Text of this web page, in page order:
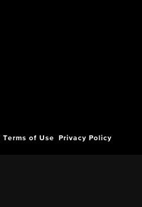
Terms of Use Privacy Policy